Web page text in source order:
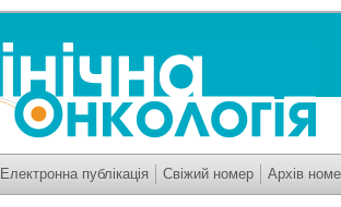
Електронна публікація Свіжий номер Архів